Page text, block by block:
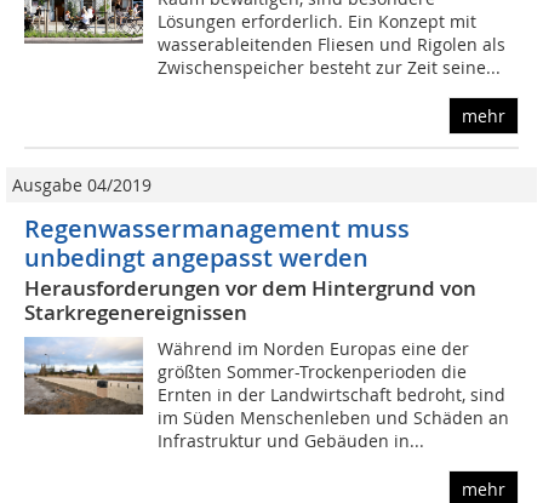
Lösungen erforderlich. Ein Konzept mit
wasserableitenden Fliesen und Rigolen als
Zwischenspeicher besteht zur Zeit seine...
mehr
Ausgabe 04/2019
Regenwassermanagement muss
unbedingt angepasst werden
Herausforderungen vor dem Hintergrund von
Starkregenereignissen
Während im Norden Europas eine der
größten Sommer-Trockenperioden die
Ernten in der Landwirtschaft bedroht, sind
im Süden Menschenleben und Schäden an
Infrastruktur und Gebäuden in...
mehr